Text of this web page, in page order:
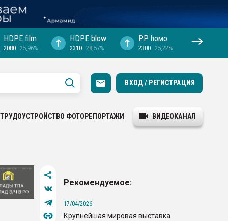
HDPE film
2080 25,96%
HDPE blow
2310 28,57%
PP hомо
2300 25,22%
ВХОД / РЕГИСТРАЦИЯ
ТРУДОУСТРОЙСТВО ФОТОРЕПОРТАЖИ ВИДЕОКАНАЛ
Рекомендуемое:
17/04/2026
Крупнейшая мировая выставка